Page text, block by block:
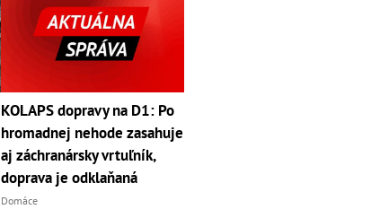
KOLAPS dopravy na D1: Po
hromadnej nehode zasahuje
aj záchranársky vrtuľník,
doprava je odklaňaná
Domáce